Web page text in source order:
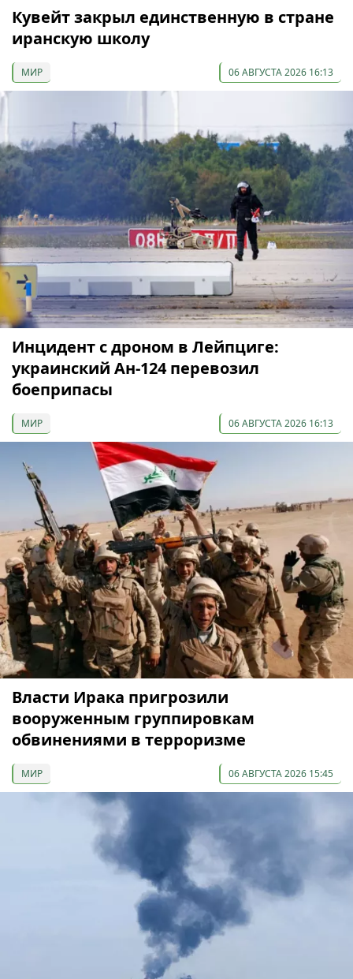
Кувейт закрыл единственную в стране
иранскую школу
МИР 06 АВГУСТА 2026 16:13
Инцидент с дроном в Лейпциге:
украинский Ан-124 перевозил
боеприпасы
МИР 06 АВГУСТА 2026 16:13
Власти Ирака пригрозили
вооруженным группировкам
обвинениями в терроризме
МИР 06 АВГУСТА 2026 15:45